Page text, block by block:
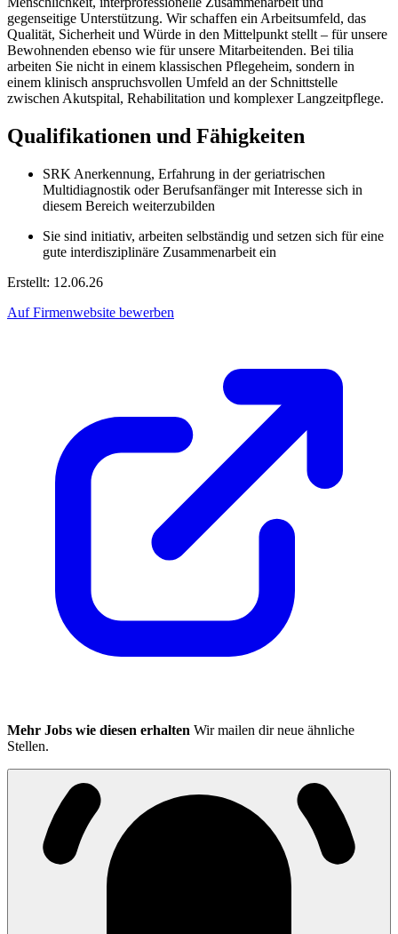
gegenseitige Unterstützung. Wir schaffen ein Arbeitsumfeld, das
Qualität, Sicherheit und Würde in den Mittelpunkt stellt – für unsere
Bewohnenden ebenso wie für unsere Mitarbeitenden. Bei tilia
arbeiten Sie nicht in einem klassischen Pflegeheim, sondern in
einem klinisch anspruchsvollen Umfeld an der Schnittstelle
zwischen Akutspital, Rehabilitation und komplexer Langzeitpflege.
Qualifikationen und Fähigkeiten
SRK Anerkennung, Erfahrung in der geriatrischen
Multidiagnostik oder Berufsanfänger mit Interesse sich in
diesem Bereich weiterzubilden
Sie sind initiativ, arbeiten selbständig und setzen sich für eine
gute interdisziplinäre Zusammenarbeit ein
Erstellt: 12.06.26
Auf Firmenwebsite bewerben
Mehr Jobs wie diesen erhalten Wir mailen dir neue ähnliche
Stellen.